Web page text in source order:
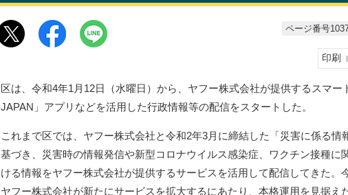
ページ番号
印刷
区は、令和4年1月12日（水曜日）から、ヤフー株式会社が提供するスマー
JAPAN」アプリなどを活用した行政情報等の配信をスタートした。
これまで区では、ヤフー株式会社と令和2年3月に締結した「災害に係る情
基づき、災害時の情報発信や新型コロナウイルス感染症、ワクチン接種に
ける情報をヤフー株式会社が提供するサービスを活用して配信してきた。
ヤフー株式会社が新たにサービスを拡大するにあたり、本格運用を見据え